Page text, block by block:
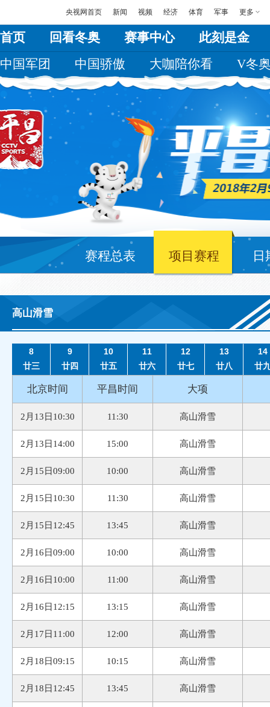
央视网首页 新闻 视频 经济 体育 军事 更多
首页 回看冬奥 赛事中心
此刻是金
中国军团
中国骄傲 大咖陪你看 V冬
赛程总表 项目赛程 日
高山滑雪
8
廿三
9
廿四
10
廿五
11
廿六
12
廿七
13
廿八
14
廿
北京时间 平昌时间 大项
2月13日10:30 11:30 高山滑雪
2月13日14:00 15:00 高山滑雪
2月15日09:00 10:00 高山滑雪
2月15日10:30 11:30 高山滑雪
2月15日12:45 13:45 高山滑雪
2月16日09:00 10:00 高山滑雪
2月16日10:00 11:00 高山滑雪
2月16日12:15 13:15 高山滑雪
2月17日11:00 12:00 高山滑雪
2月18日09:15 10:15 高山滑雪
2月18日12:45 13:45 高山滑雪